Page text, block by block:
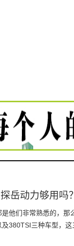
岳动力够用吗？
他们非常熟悉的，那
380TSI三种车型，这